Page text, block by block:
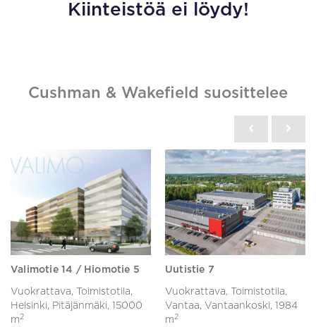
Kiinteistöä ei löydy!
Cushman & Wakefield suosittelee
Valimotie 14 / Hiomotie 5
Vuokrattava, Toimistotila,
Helsinki, Pitäjänmäki, 15000
m 2
Uutistie 7
Vuokrattava, Toimistotila,
Vantaa, Vantaankoski, 1984
m 2